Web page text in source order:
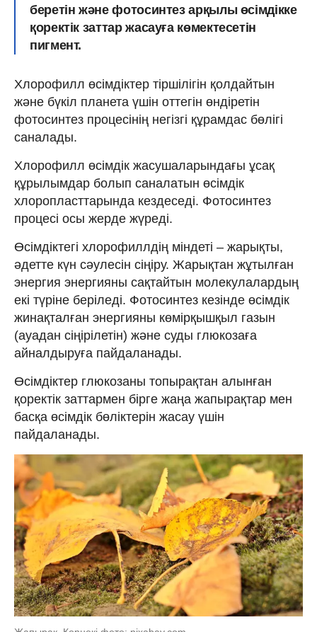
беретін және фотосинтез арқылы өсімдікке
қоректік заттар жасауға көмектесетін
пигмент.
Хлорофилл өсімдіктер тіршілігін қолдайтын
және бүкіл планета үшін оттегін өндіретін
фотосинтез процесінің негізгі құрамдас бөлігі
саналады.
Хлорофилл өсімдік жасушаларындағы ұсақ
құрылымдар болып саналатын өсімдік
хлоропласттарында кездеседі. Фотосинтез
процесі осы жерде жүреді.
Өсімдіктегі хлорофиллдің міндеті – жарықты,
әдетте күн сәулесін сіңіру. Жарықтан жұтылған
энергия энергияны сақтайтын молекулалардың
екі түріне беріледі. Фотосинтез кезінде өсімдік
жинақталған энергияны көмірқышқыл газын
(ауадан сіңірілетін) және суды глюкозаға
айналдыруға пайдаланады.
Өсімдіктер глюкозаны топырақтан алынған
қоректік заттармен бірге жаңа жапырақтар мен
басқа өсімдік бөліктерін жасау үшін
пайдаланады.